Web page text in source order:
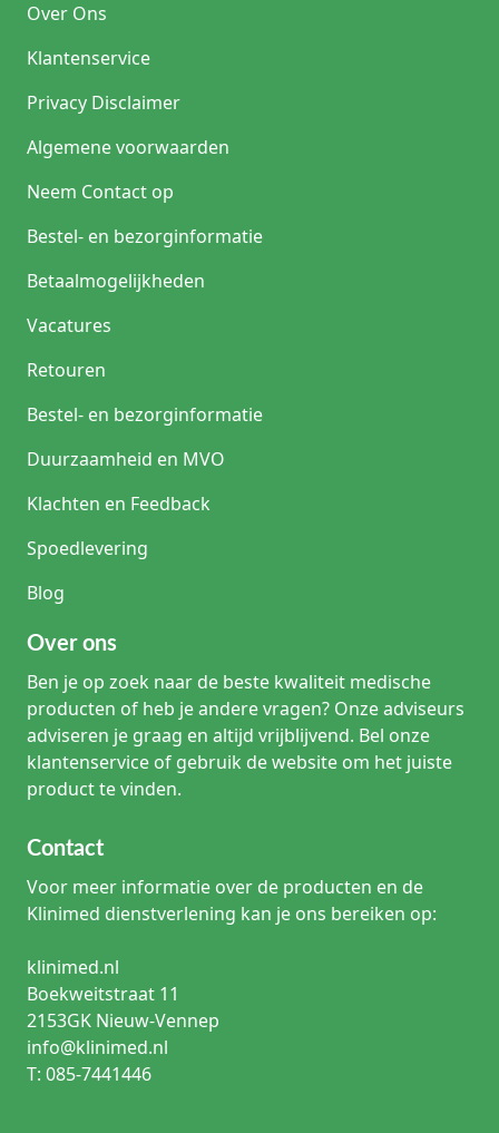
Over Ons
Klantenservice
Privacy Disclaimer
Algemene voorwaarden
Neem Contact op
Bestel- en bezorginformatie
Betaalmogelijkheden
Vacatures
Retouren
Bestel- en bezorginformatie
Duurzaamheid en MVO
Klachten en Feedback
Spoedlevering
Blog
Over ons
Ben je op zoek naar de beste kwaliteit medische
producten of heb je andere vragen? Onze adviseurs
adviseren je graag en altijd vrijblijvend. Bel onze
klantenservice of gebruik de website om het juiste
product te vinden.
Contact
Voor meer informatie over de producten en de
Klinimed dienstverlening kan je ons bereiken op:
klinimed.nl
Boekweitstraat 11
2153GK Nieuw-Vennep
info@klinimed.nl
T: 085-7441446